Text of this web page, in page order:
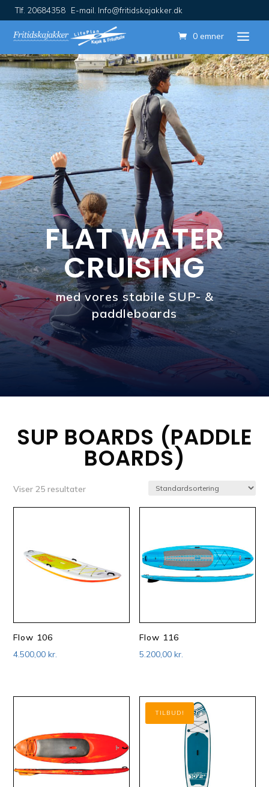
Tlf. 20684358 E-mail. Info@fritidskajakker.dk
0 emner
FLAT WATER
CRUISING
med vores stabile SUP- &
paddleboards
SUP BOARDS (PADDLE
BOARDS)
Viser 25 resultater
Flow 106
4.500,00kr.
Flow 116
5.200,00kr.
TILBUD!